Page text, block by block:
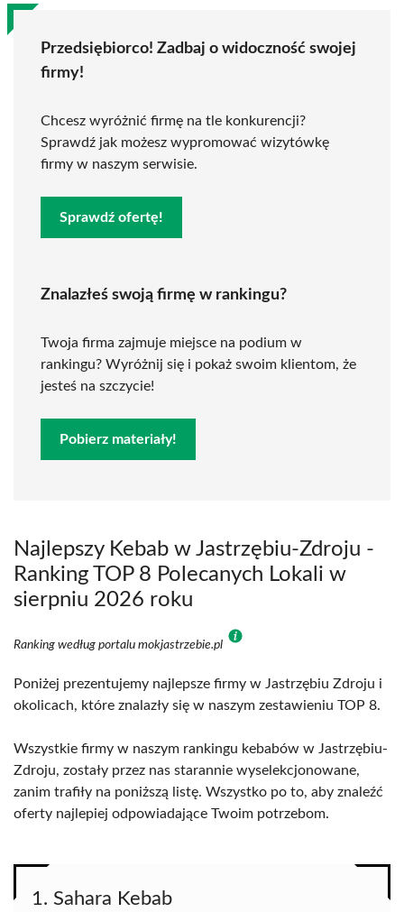
Przedsiębiorco! Zadbaj o widoczność swojej
firmy!
Chcesz wyróżnić firmę na tle konkurencji?
Sprawdź jak możesz wypromować wizytówkę
firmy w naszym serwisie.
Sprawdź ofertę!
Znalazłeś swoją firmę w rankingu?
Twoja firma zajmuje miejsce na podium w
rankingu? Wyróżnij się i pokaż swoim klientom, że
jesteś na szczycie!
Pobierz materiały!
Najlepszy Kebab w Jastrzębiu-Zdroju -
Ranking TOP 8 Polecanych Lokali w
sierpniu 2026 roku
Ranking według portalu mokjastrzebie.pl
Poniżej prezentujemy najlepsze firmy w Jastrzębiu Zdroju i
okolicach, które znalazły się w naszym zestawieniu TOP 8.
Wszystkie firmy w naszym rankingu kebabów w Jastrzębiu-
Zdroju, zostały przez nas starannie wyselekcjonowane,
zanim trafiły na poniższą listę. Wszystko po to, aby znaleźć
oferty najlepiej odpowiadające Twoim potrzebom.
1. Sahara Kebab